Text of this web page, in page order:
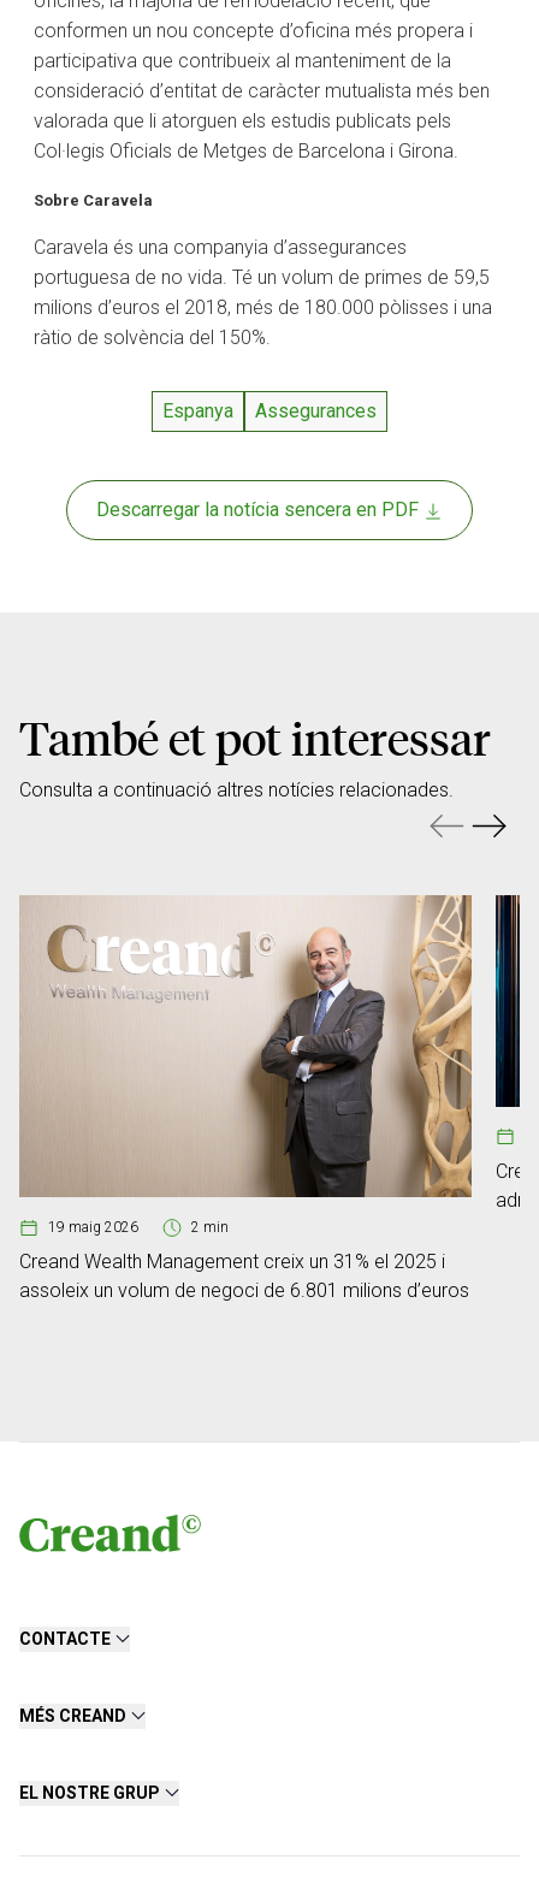
conformen un nou concepte d’oficina més propera i
participativa que contribueix al manteniment de la
consideració d’entitat de caràcter mutualista més ben
valorada que li atorguen els estudis publicats pels
Col·legis Oficials de Metges de Barcelona i Girona.
Sobre Caravela
Caravela és una companyia d’assegurances
portuguesa de no vida. Té un volum de primes de 59,5
milions d’euros el 2018, més de 180.000 pòlisses i una
ràtio de solvència del 150%.
Espanya Assegurances
Descarregar la notícia sencera en PDF
També et pot interessar
Consulta a continuació altres notícies relacionades.
19 maig 2026 2 min
Creand Wealth Management creix un 31% el 2025 i
assoleix un volum de negoci de 6.801 milions d’euros
CONTACTE
MÉS CREAND
EL NOSTRE GRUP